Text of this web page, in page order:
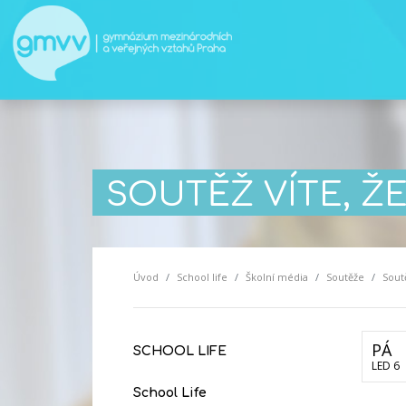
SOUTĚŽ VÍTE,
Úvod School life Školní média Soutěže
SCHOOL LIFE
School Life
PÁ
LED 6